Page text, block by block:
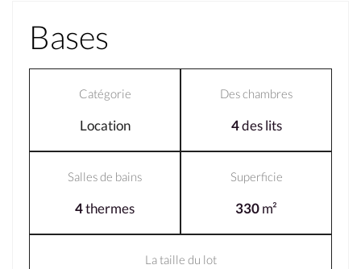
Bases
Catégorie
Location
Des chambres
4des lits
Salles de bains
4thermes
Superficie
330m²
La taille du lot